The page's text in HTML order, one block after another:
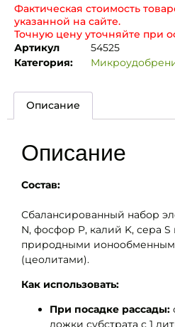
Фактическая стоимость
указанной на сайте.
Точную цену уточняйте при
Артикул
54525
Категория:
Описание
Описание
Состав:
Сбалансированный набор
N, фосфор P, калий K, сера S
природными
(цеолитами).
Как использовать:
При посадке рассады:
ложки субстрата с 1